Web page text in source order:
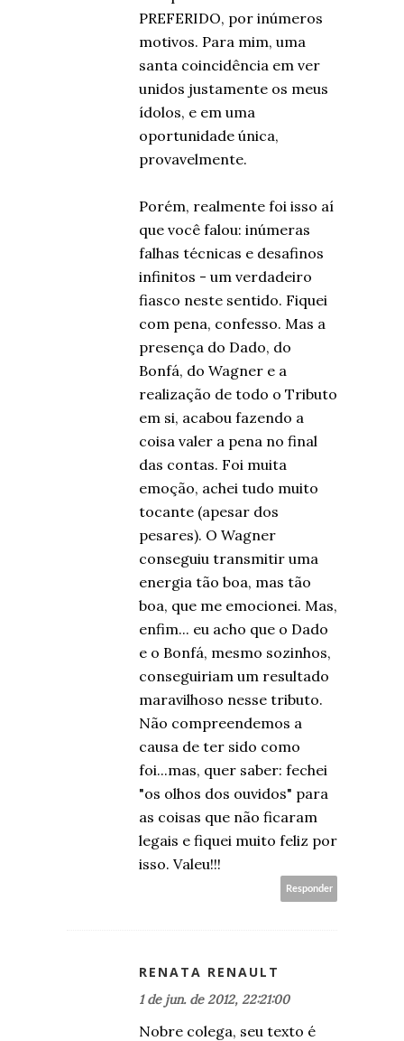
PREFERIDO, por inúmeros
motivos. Para mim, uma
santa coincidência em ver
unidos justamente os meus
ídolos, e em uma
oportunidade única,
provavelmente.
Porém, realmente foi isso aí
que você falou: inúmeras
falhas técnicas e desafinos
infinitos - um verdadeiro
fiasco neste sentido. Fiquei
com pena, confesso. Mas a
presença do Dado, do
Bonfá, do Wagner e a
realização de todo o Tributo
em si, acabou fazendo a
coisa valer a pena no final
das contas. Foi muita
emoção, achei tudo muito
tocante (apesar dos
pesares). O Wagner
conseguiu transmitir uma
energia tão boa, mas tão
boa, que me emocionei. Mas,
enfim... eu acho que o Dado
e o Bonfá, mesmo sozinhos,
conseguiriam um resultado
maravilhoso nesse tributo.
Não compreendemos a
causa de ter sido como
foi...mas, quer saber: fechei
"os olhos dos ouvidos" para
as coisas que não ficaram
legais e fiquei muito feliz por
isso. Valeu!!!
Responder
RENATA RENAULT
1 de jun. de 2012, 22:21:00
Nobre colega, seu texto é